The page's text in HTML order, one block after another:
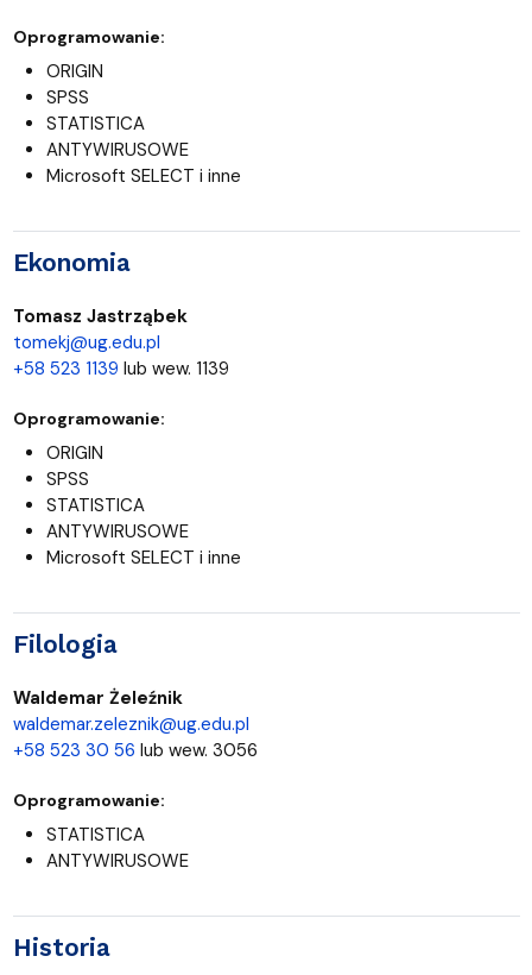
Oprogramowanie:
ORIGIN
SPSS
STATISTICA
ANTYWIRUSOWE
Microsoft SELECT i inne
Ekonomia
Tomasz Jastrząbek
tomekj@ug.edu.pl
+58 523 1139 lub wew. 1139
Oprogramowanie:
ORIGIN
SPSS
STATISTICA
ANTYWIRUSOWE
Microsoft SELECT i inne
Filologia
Waldemar Żeleźnik
waldemar.zeleznik@ug.edu.pl
+58 523 30 56 lub wew. 3056
Oprogramowanie:
STATISTICA
ANTYWIRUSOWE
Historia